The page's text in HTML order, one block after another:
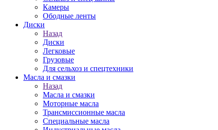
Камеры
Ободные ленты
Диски
Назад
Диски
Легковые
Грузовые
Для сельхоз и спецтехники
Масла и смазки
Назад
Масла и смазки
Моторные масла
Трансмиссионные масла
Специальные масла